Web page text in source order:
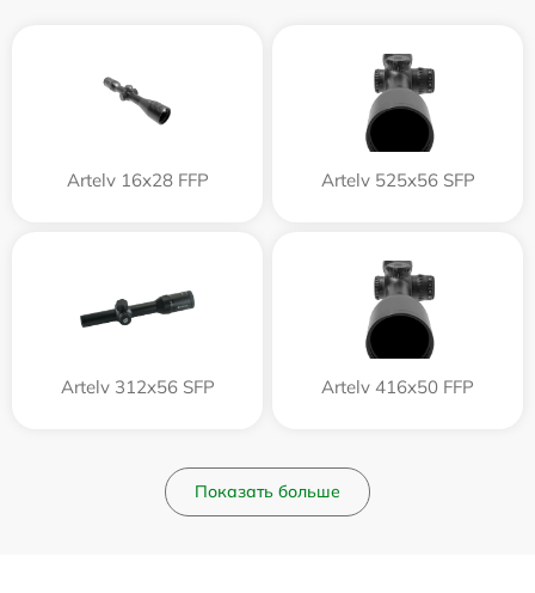
Artelv 16x28 FFP Artelv 525x56 SFP
Artelv 312x56 SFP Artelv 416x50 FFP
Показать больше